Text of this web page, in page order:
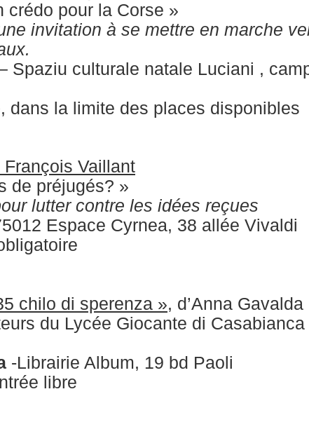
crédo pour la Corse »
invitation à se mettre en marche
Spaziu culturale natale Luciani ,
dans la limite des places disponibles
Vaillant
de préjugés? »
lutter contre les idées reçues
Espace Cyrnea, 38 allée Vivaldi
chilo di sperenza », d’Anna Gavalda
du Lycée Giocante di Casabianca
-Librairie Album, 19 bd Paoli
libre